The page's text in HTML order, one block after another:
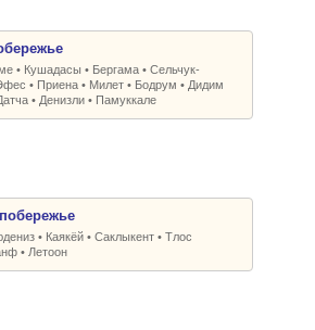
• Кушадасы • Бергама• Сельчук-
• Приена• Милет• Бодрум • Дидим
• Денизли• Памуккале
• Каякёй• Саклыкент• Тлос
• Летоон